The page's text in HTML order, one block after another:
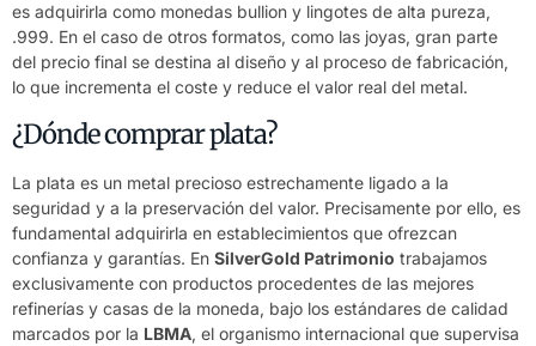
es adquirirla como monedas bullion y lingotes de alta pureza,
.999. En el caso de otros formatos, como las joyas, gran parte
del precio final se destina al diseño y al proceso de fabricación,
lo que incrementa el coste y reduce el valor real del metal.
¿Dónde comprar plata?
La plata es un metal precioso estrechamente ligado a la
seguridad y a la preservación del valor. Precisamente por ello, es
fundamental adquirirla en establecimientos que ofrezcan
confianza y garantías. En SilverGold Patrimonio trabajamos
exclusivamente con productos procedentes de las mejores
refinerías y casas de la moneda, bajo los estándares de calidad
marcados por la LBMA, el organismo internacional que supervisa